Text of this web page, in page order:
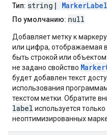
Тип: string| MarkerLabel
По умолчанию: null
Добавляет метку к
или цифра, отображаемая
быть строкой или объектом
не задано свойство
будет добавлен текст
использования
текстом метки. Обратите
label используется
неоптимизированных